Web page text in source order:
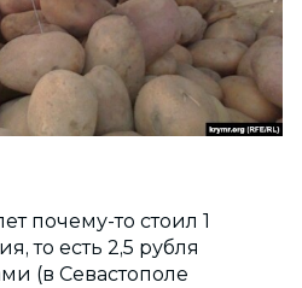
почему-то стоил 1
то есть 2,5 рубля
(в Севастополе